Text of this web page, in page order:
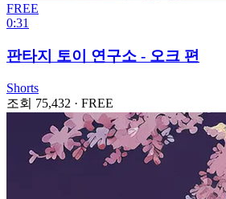
FREE
0:31
판타지 토이 연구소 - 오크 편
Shorts
조회 75,432 · FREE